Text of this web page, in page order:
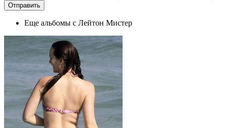
Еще альбомы с Лейтон Мистер